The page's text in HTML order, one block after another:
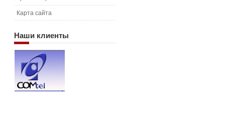
Карта сайта
Наши клиенты